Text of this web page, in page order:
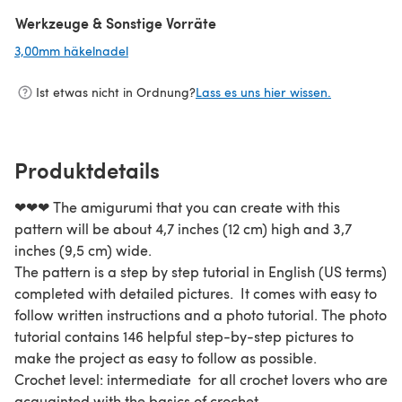
Werkzeuge & Sonstige Vorräte
3,00mm häkelnadel
Ist etwas nicht in Ordnung?Lass es uns hier wissen.
Produktdetails
❤❤❤ The amigurumi that you can create with this
pattern will be about 4,7 inches (12 cm) high and 3,7
inches (9,5 cm) wide.
The pattern is a step by step tutorial in English (US terms)
completed with detailed pictures. It comes with easy to
follow written instructions and a photo tutorial. The photo
tutorial contains 146 helpful step-by-step pictures to
make the project as easy to follow as possible.
Crochet level: intermediate for all crochet lovers who are